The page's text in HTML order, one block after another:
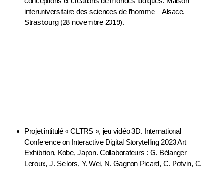
interuniversitaire des sciences de l’homme – Alsace.
Strasbourg (28 novembre 2019).
Projet intitulé « CLTRS », jeu vidéo 3D. International
Conferenceon Interactive Digital Storytelling 2023 Art
Exhibition, Kobe, Japon. Collaborateurs : G. Bélanger
Leroux, J. Sellors, Y. Wei, N. Gagnon Picard, C. Potvin, C.